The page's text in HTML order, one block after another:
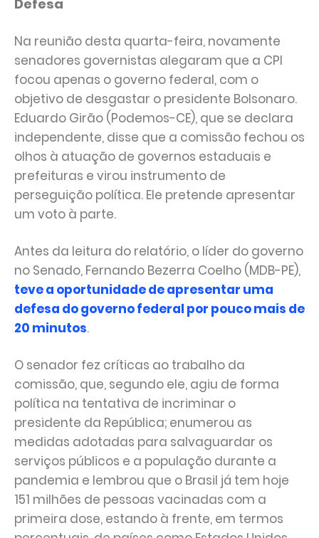
Defesa
Na reunião desta quarta-feira, novamente
senadores governistas alegaram que a CPI
focou apenas o governo federal, com o
objetivo de desgastar o presidente Bolsonaro.
Eduardo Girão (Podemos-CE), que se declara
independente, disse que a comissão fechou os
olhos à atuação de governos estaduais e
prefeituras e virou instrumento de
perseguição política. Ele pretende apresentar
um voto à parte.
Antes da leitura do relatório, o líder do governo
no Senado, Fernando Bezerra Coelho (MDB-PE),
teve a oportunidade de apresentar uma
defesa do governo federal por pouco mais de
20 minutos.
O senador fez críticas ao trabalho da
comissão, que, segundo ele, agiu de forma
política na tentativa de incriminar o
presidente da República; enumerou as
medidas adotadas para salvaguardar os
serviços públicos e a população durante a
pandemia e lembrou que o Brasil já tem hoje
151 milhões de pessoas vacinadas com a
primeira dose, estando à frente, em termos